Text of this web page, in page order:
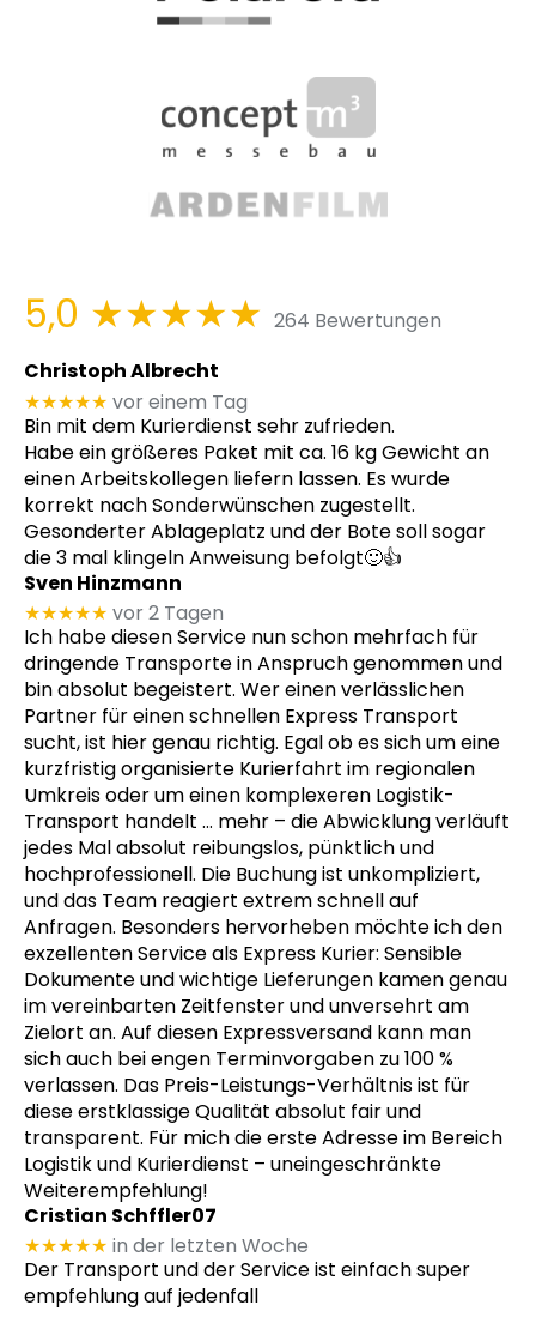
5,0 ★★★★★ 264 Bewertungen
Christoph Albrecht
★★★★★ vor einem Tag
Bin mit dem Kurierdienst sehr zufrieden.
Habe ein größeres Paket mit ca. 16 kg Gewicht an
einen Arbeitskollegen liefern lassen. Es wurde
korrekt nach Sonderwünschen zugestellt.
Gesonderter Ablageplatz und der Bote soll sogar
die 3 mal klingeln Anweisung befolgt🙂👍
Sven Hinzmann
★★★★★ vor 2 Tagen
Ich habe diesen Service nun schon mehrfach für
dringende Transporte in Anspruch genommen und
bin absolut begeistert. Wer einen verlässlichen
Partner für einen schnellen Express Transport
sucht, ist hier genau richtig. Egal ob es sich um eine
kurzfristig organisierte Kurierfahrt im regionalen
Umkreis oder um einen komplexeren Logistik-
Transport handelt … mehr – die Abwicklung verläuft
jedes Mal absolut reibungslos, pünktlich und
hochprofessionell. Die Buchung ist unkompliziert,
und das Team reagiert extrem schnell auf
Anfragen. Besonders hervorheben möchte ich den
exzellenten Service als Express Kurier: Sensible
Dokumente und wichtige Lieferungen kamen genau
im vereinbarten Zeitfenster und unversehrt am
Zielort an. Auf diesen Expressversand kann man
sich auch bei engen Terminvorgaben zu 100 %
verlassen. Das Preis-Leistungs-Verhältnis ist für
diese erstklassige Qualität absolut fair und
transparent. Für mich die erste Adresse im Bereich
Logistik und Kurierdienst – uneingeschränkte
Weiterempfehlung!
Cristian Schffler07
★★★★★ in der letzten Woche
Der Transport und der Service ist einfach super
empfehlung auf jedenfall